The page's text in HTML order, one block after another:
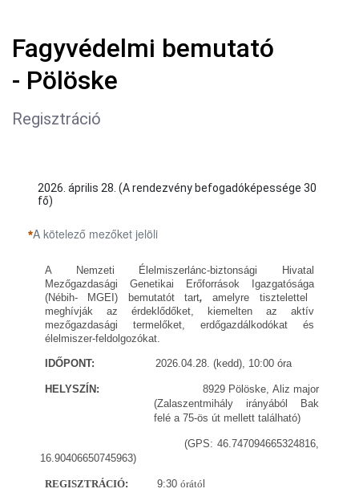
Fagyvédelmi bemutató
- Pölöske
Regisztráció
2026. április 28. (A rendezvény befogadóképessége 30
fő)
A kötelező mezőket jelöli
A Nemzeti Élelmiszerlánc-biztonsági Hivatal
Mezőgazdasági Genetikai Erőforrások Igazgatósága
(Nébih- MGEI) bemutatót tart,amelyre tisztelettel
meghívják az érdeklődőket, kiemelten az aktív
mezőgazdasági termelőket, erdőgazdálkodókat és
élelmiszer-feldolgozókat.
IDŐPONT: 2026.04.28. (kedd), 10:00 óra
HELYSZÍN:
8929 Pölöske, Aliz major
(Zalaszentmihály irányából Bak
felé a 75-ös út mellett található)
(GPS: 46.747094665324816,
16.90406650745963)
REGISZTRÁCIÓ:9:30órátó